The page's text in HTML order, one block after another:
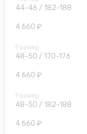
44-46 / 182-188
4 660 ₽
48-50 / 170-176
4 660 ₽
48-50 / 182-188
4 660 ₽